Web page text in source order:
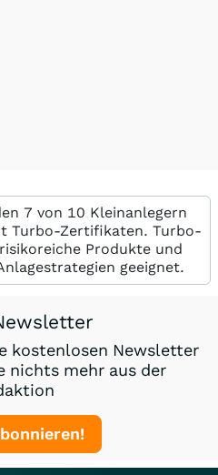
7 von 10 Kleinanlegern
Turbo-Zertifikaten. Turbo-
Produkte und
geeignet.
kostenlosen Newsletter
nichts mehr aus der